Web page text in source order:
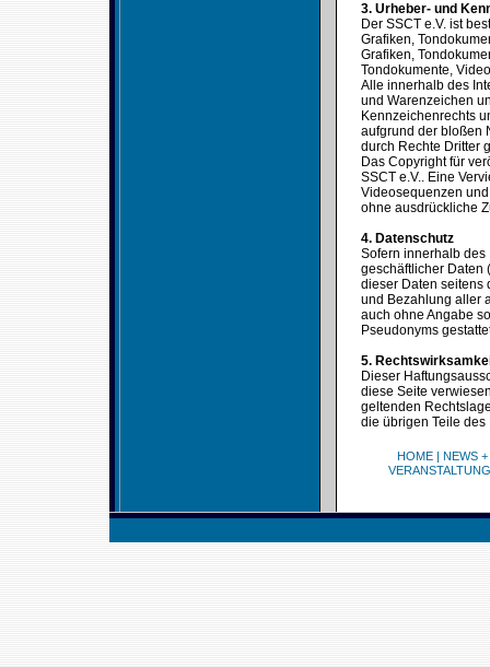
3. Urheber- und
Der SSCT e.V. ist
Grafiken,
Grafiken,
Tondokumente,
Alle innerhalb des
und Warenzeichen
Kennzeichenrechts
aufgrund der bloßen
durch Rechte Dritter
Das Copyright für
SSCT e.V.. Eine
Videosequenzen
ohne ausdrückliche
4. Datenschutz
Sofern innerhalb
geschäftlicher Daten
dieser Daten seitens
und Bezahlung aller
auch ohne Angabe
Pseudonyms
5.
Dieser
diese Seite
geltenden
die übrigen Teile
HOME| NEWS